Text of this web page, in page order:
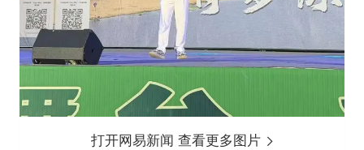
打开网易新闻 查看更多图片